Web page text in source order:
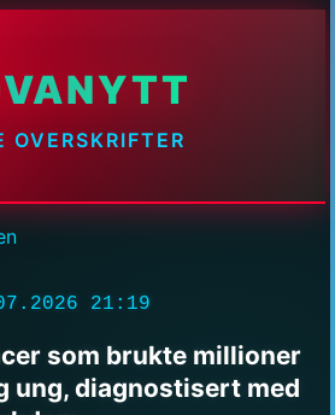
OVERSKRIFTER
21:19
som brukte millioner
ung, diagnostisert med